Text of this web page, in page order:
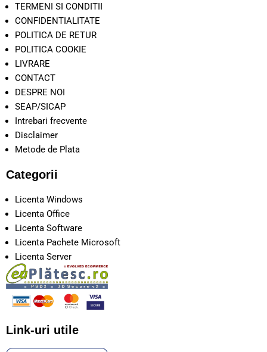
TERMENI SI CONDITII
CONFIDENTIALITATE
POLITICA DE RETUR
POLITICA COOKIE
LIVRARE
CONTACT
DESPRE NOI
SEAP/SICAP
Intrebari frecvente
Disclaimer
Metode de Plata
Categorii
Licenta Windows
Licenta Office
Licenta Software
Licenta Pachete Microsoft
Licenta Server
Link-uri utile